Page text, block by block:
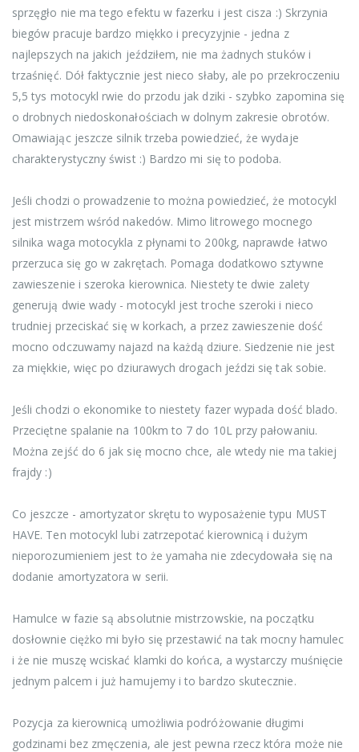
sprzęgło nie ma tego efektu w fazerku i jest cisza :) Skrzynia
biegów pracuje bardzo miękko i precyzyjnie - jedna z
najlepszych na jakich jeździłem, nie ma żadnych stuków i
trzaśnięć. Dół faktycznie jest nieco słaby, ale po przekroczeniu
5,5 tys motocykl rwie do przodu jak dziki - szybko zapomina się
o drobnych niedoskonałościach w dolnym zakresie obrotów.
Omawiając jeszcze silnik trzeba powiedzieć, że wydaje
charakterystyczny świst :) Bardzo mi się to podoba.
Jeśli chodzi o prowadzenie to można powiedzieć, że motocykl
jest mistrzem wśród nakedów. Mimo litrowego mocnego
silnika waga motocykla z płynami to 200kg, naprawde łatwo
przerzuca się go w zakrętach. Pomaga dodatkowo sztywne
zawieszenie i szeroka kierownica. Niestety te dwie zalety
generują dwie wady - motocykl jest troche szeroki i nieco
trudniej przeciskać się w korkach, a przez zawieszenie dość
mocno odczuwamy najazd na każdą dziure. Siedzenie nie jest
za miękkie, więc po dziurawych drogach jeździ się tak sobie.
Jeśli chodzi o ekonomike to niestety fazer wypada dość blado.
Przeciętne spalanie na 100km to 7 do 10L przy pałowaniu.
Można zejść do 6 jak się mocno chce, ale wtedy nie ma takiej
frajdy :)
Co jeszcze - amortyzator skrętu to wyposażenie typu MUST
HAVE. Ten motocykl lubi zatrzepotać kierownicą i dużym
nieporozumieniem jest to że yamaha nie zdecydowała się na
dodanie amortyzatora w serii.
Hamulce w fazie są absolutnie mistrzowskie, na początku
dosłownie ciężko mi było się przestawić na tak mocny hamulec
i że nie muszę wciskać klamki do końca, a wystarczy muśnięcie
jednym palcem i już hamujemy i to bardzo skutecznie.
Pozycja za kierownicą umożliwia podróżowanie długimi
godzinami bez zmęczenia, ale jest pewna rzecz która może nie